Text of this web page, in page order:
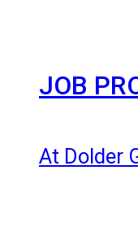
JOB
At Dolder